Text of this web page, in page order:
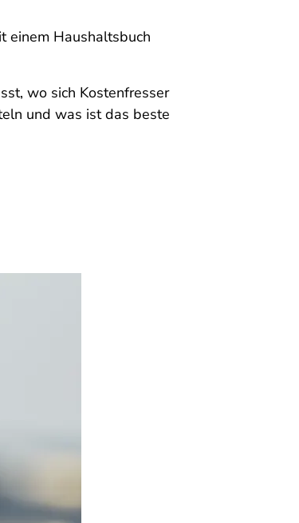
einem Haushaltsbuch
wo sich Kostenfresser
und was ist das beste